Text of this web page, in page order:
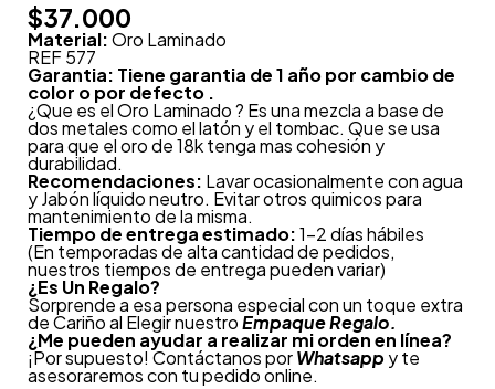
$37.000
Material:Oro Laminado
REF 577
Garantia: Tiene garantia de 1 año por cambio de
color o por defecto .
¿Que es el Oro Laminado ? Es una mezcla a base de
dos metales como el latón y el tombac. Que se usa
para que el oro de 18k tenga mas cohesión y
durabilidad.
Recomendaciones: Lavar ocasionalmente con agua
y Jabón líquido neutro. Evitar otros quimicos para
mantenimiento de la misma.
Tiempo de entrega estimado:1-2 días hábiles
(En temporadas de alta cantidad de pedidos,
nuestros tiempos de entrega pueden variar)
¿Es Un Regalo?
Sorprende a esa persona especial con un toque extra
de Cariño al Elegir nuestroEmpaque Regalo.
¿Me pueden ayudar a realizar mi orden en línea?
¡Por supuesto! Contáctanos porWhatsapp y te
asesoraremos con tu pedido online.